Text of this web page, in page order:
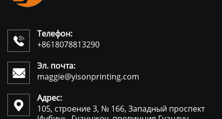

Телефон:
+8618078813290

Эл. почта:
maggie@yisonprinting.com

Адрес:
105, строение 3, № 166, Западный проспект